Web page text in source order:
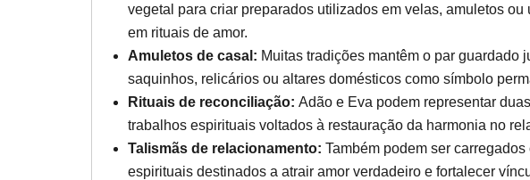
vegetal para criar preparados utilizados em velas, amuletos ou
em rituais de amor.
Amuletos de casal: Muitas tradições mantêm o par guardado
saquinhos, relicários ou altares domésticos como símbolo
Rituais de reconciliação: Adão e Eva podem representar
trabalhos espirituais voltados à restauração da harmonia no
Talismãs de relacionamento: Também podem ser
espirituais destinados a atrair amor verdadeiro e fortalecer